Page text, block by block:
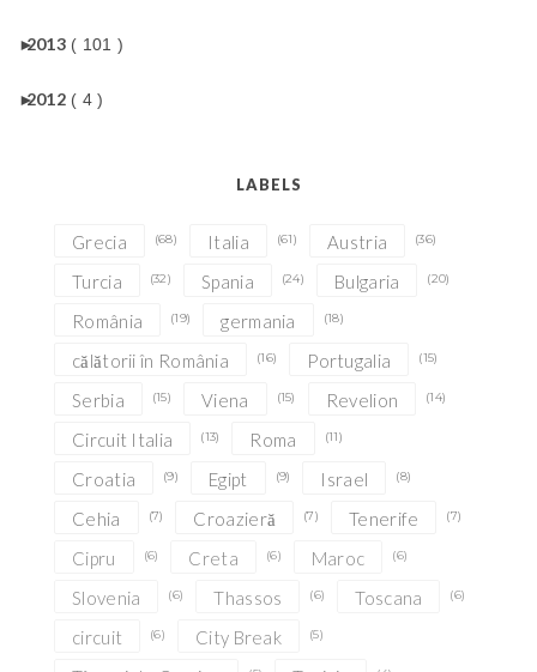
►
2013 ( 101 )
►
2012 ( 4 )
LABELS
Grecia (68) Italia (61) Austria (36)
Turcia (32) Spania (24) Bulgaria (20)
România (19) germania (18)
călătorii în România (16) Portugalia (15)
Serbia (15) Viena (15) Revelion (14)
Circuit Italia (13) Roma (11)
Croatia (9) Egipt (9) Israel (8)
Cehia (7) Croazieră (7) Tenerife (7)
Cipru (6) Creta (6) Maroc (6)
Slovenia (6) Thassos (6) Toscana (6)
circuit (6) City Break (5)